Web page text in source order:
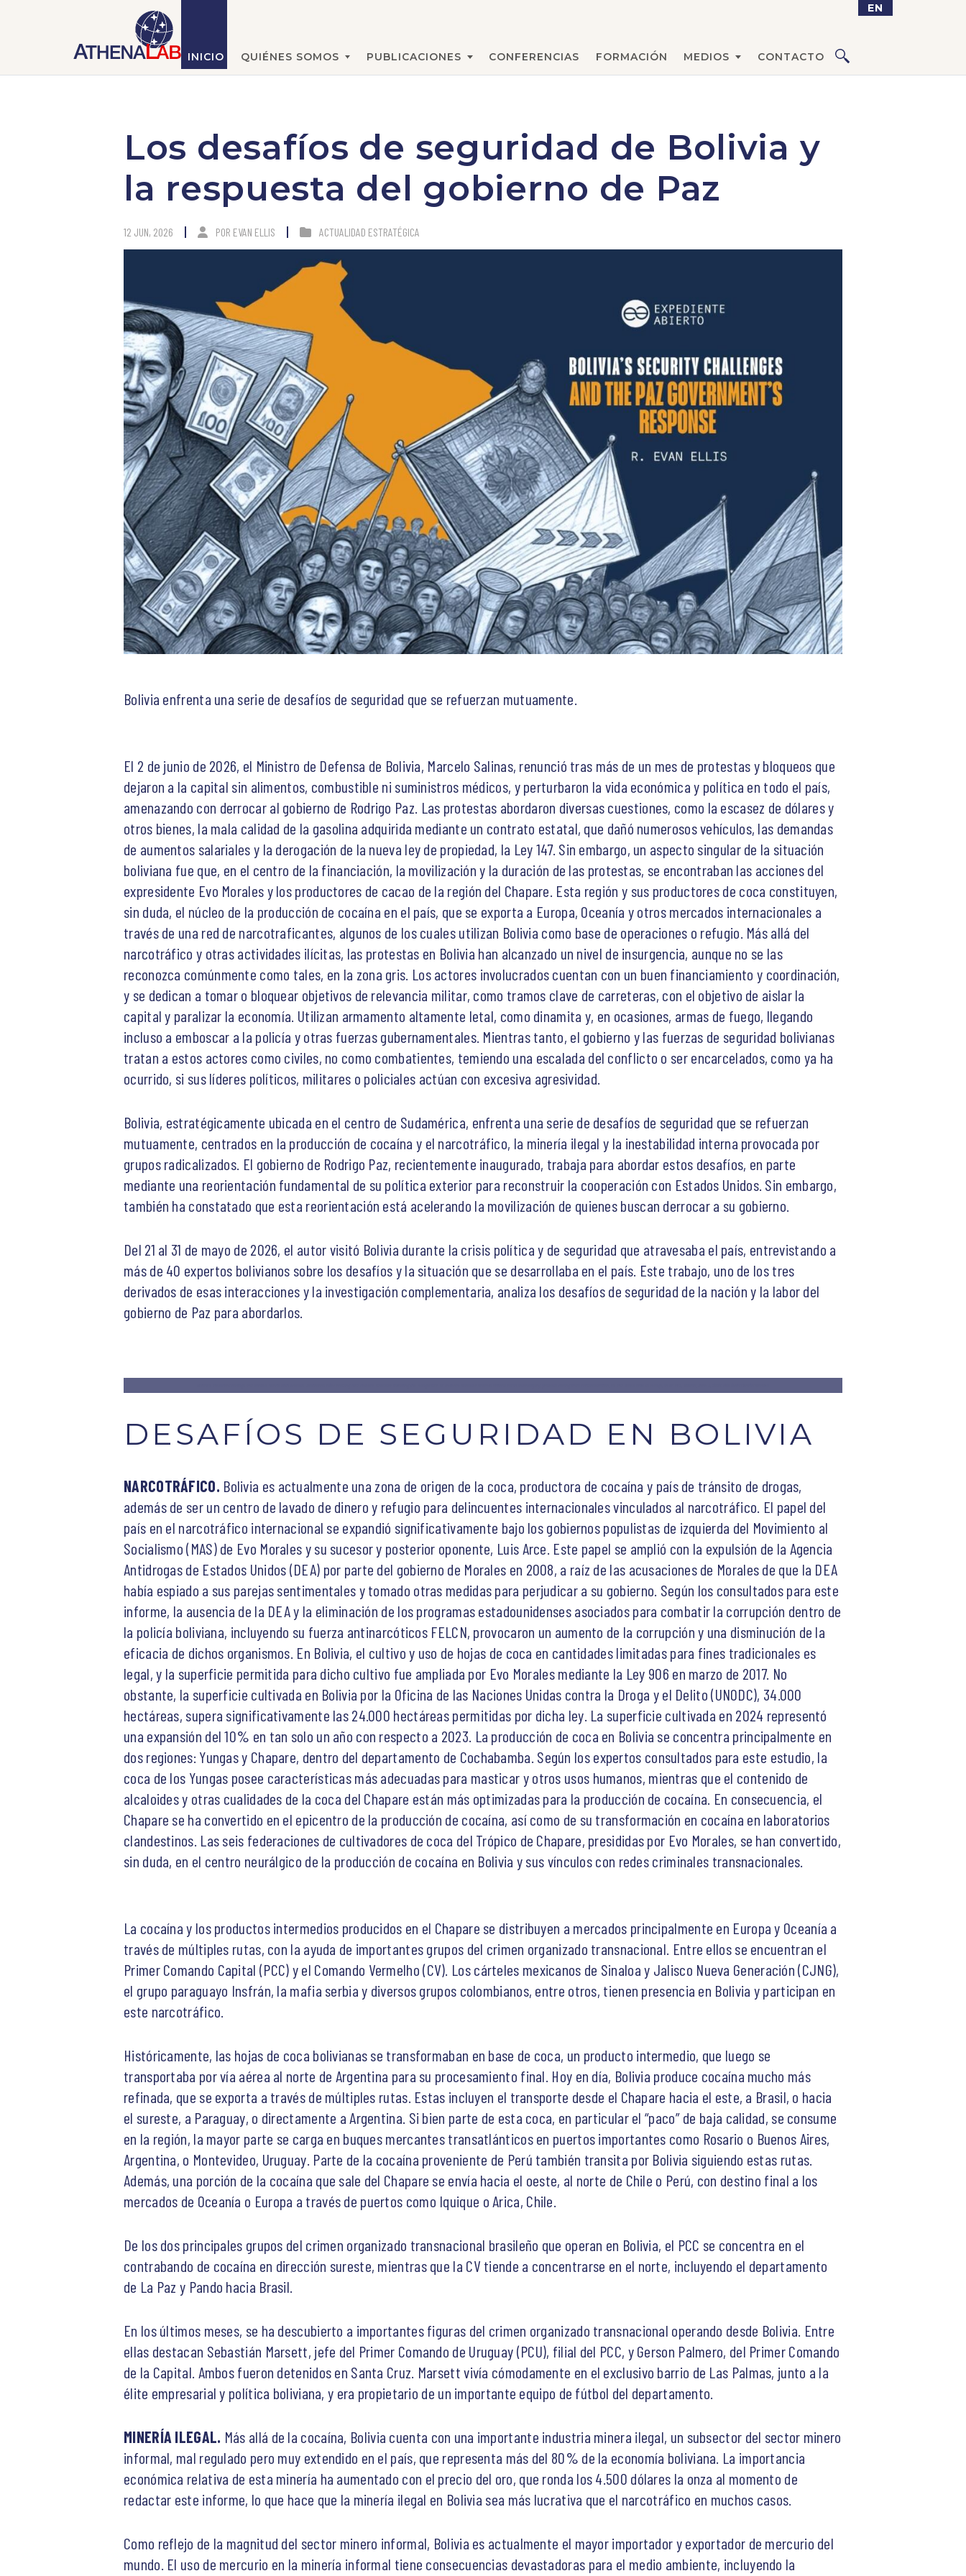
INICIO QUIÉNES SOMOS PUBLICACIONES CONFERENCIAS FORMACIÓN MEDIOS CONTACTO
BUSCAR
EN
Los desafíos de seguridad de Bolivia y
la respuesta del gobierno de Paz
12 JUN, 2026 POR EVAN ELLIS ACTUALIDAD ESTRATÉGICA
Bolivia enfrenta una serie de desafíos de seguridad que se refuerzan mutuamente.
El 2 de junio de 2026, el Ministro de Defensa de Bolivia, Marcelo Salinas, renunció tras más de un mes de protestas y bloqueos que
dejaron a la capital sin alimentos, combustible ni suministros médicos, y perturbaron la vida económica y política en todo el país,
amenazando con derrocar al gobierno de Rodrigo Paz. Las protestas abordaron diversas cuestiones, como la escasez de dólares y
otros bienes, la mala calidad de la gasolina adquirida mediante un contrato estatal, que dañó numerosos vehículos, las demandas
de aumentos salariales y la derogación de la nueva ley de propiedad, la Ley 147. Sin embargo, un aspecto singular de la situación
boliviana fue que, en el centro de la financiación, la movilización y la duración de las protestas, se encontraban las acciones del
expresidente Evo Morales y los productores de cacao de la región del Chapare. Esta región y sus productores de coca constituyen,
sin duda, el núcleo de la producción de cocaína en el país, que se exporta a Europa, Oceanía y otros mercados internacionales a
través de una red de narcotraficantes, algunos de los cuales utilizan Bolivia como base de operaciones o refugio. Más allá del
narcotráfico y otras actividades ilícitas, las protestas en Bolivia han alcanzado un nivel de insurgencia, aunque no se las
reconozca comúnmente como tales, en la zona gris. Los actores involucrados cuentan con un buen financiamiento y coordinación,
y se dedican a tomar o bloquear objetivos de relevancia militar, como tramos clave de carreteras, con el objetivo de aislar la
capital y paralizar la economía. Utilizan armamento altamente letal, como dinamita y, en ocasiones, armas de fuego, llegando
incluso a emboscar a la policía y otras fuerzas gubernamentales. Mientras tanto, el gobierno y las fuerzas de seguridad bolivianas
tratan a estos actores como civiles, no como combatientes, temiendo una escalada del conflicto o ser encarcelados, como ya ha
ocurrido, si sus líderes políticos, militares o policiales actúan con excesiva agresividad.
Bolivia, estratégicamente ubicada en el centro de Sudamérica, enfrenta una serie de desafíos de seguridad que se refuerzan
mutuamente, centrados en la producción de cocaína y el narcotráfico, la minería ilegal y la inestabilidad interna provocada por
grupos radicalizados. El gobierno de Rodrigo Paz, recientemente inaugurado, trabaja para abordar estos desafíos, en parte
mediante una reorientación fundamental de su política exterior para reconstruir la cooperación con Estados Unidos. Sin embargo,
también ha constatado que esta reorientación está acelerando la movilización de quienes buscan derrocar a su gobierno.
Del 21 al 31 de mayo de 2026, el autor visitó Bolivia durante la crisis política y de seguridad que atravesaba el país, entrevistando a
más de 40 expertos bolivianos sobre los desafíos y la situación que se desarrollaba en el país. Este trabajo, uno de los tres
derivados de esas interacciones y la investigación complementaria, analiza los desafíos de seguridad de la nación y la labor del
gobierno de Paz para abordarlos.
DESAFÍOS DE SEGURIDAD EN BOLIVIA
NARCOTRÁFICO. Bolivia es actualmente una zona de origen de la coca, productora de cocaína y país de tránsito de drogas,
además de ser un centro de lavado de dinero y refugio para delincuentes internacionales vinculados al narcotráfico. El papel del
país en el narcotráfico internacional se expandió significativamente bajo los gobiernos populistas de izquierda del Movimiento al
Socialismo (MAS) de Evo Morales y su sucesor y posterior oponente, Luis Arce. Este papel se amplió con la expulsión de la Agencia
Antidrogas de Estados Unidos (DEA) por parte del gobierno de Morales en 2008, a raíz de las acusaciones de Morales de que la DEA
había espiado a sus parejas sentimentales y tomado otras medidas para perjudicar a su gobierno. Según los consultados para este
informe, la ausencia de la DEA y la eliminación de los programas estadounidenses asociados para combatir la corrupción dentro de
la policía boliviana, incluyendo su fuerza antinarcóticos FELCN, provocaron un aumento de la corrupción y una disminución de la
eficacia de dichos organismos. En Bolivia, el cultivo y uso de hojas de coca en cantidades limitadas para fines tradicionales es
legal, y la superficie permitida para dicho cultivo fue ampliada por Evo Morales mediante la Ley 906 en marzo de 2017. No
obstante, la superficie cultivada en Bolivia por la Oficina de las Naciones Unidas contra la Droga y el Delito (UNODC), 34.000
hectáreas, supera significativamente las 24.000 hectáreas permitidas por dicha ley. La superficie cultivada en 2024 representó
una expansión del 10% en tan solo un año con respecto a 2023. La producción de coca en Bolivia se concentra principalmente en
dos regiones: Yungas y Chapare, dentro del departamento de Cochabamba. Según los expertos consultados para este estudio, la
coca de los Yungas posee características más adecuadas para masticar y otros usos humanos, mientras que el contenido de
alcaloides y otras cualidades de la coca del Chapare están más optimizadas para la producción de cocaína. En consecuencia, el
Chapare se ha convertido en el epicentro de la producción de cocaína, así como de su transformación en cocaína en laboratorios
clandestinos. Las seis federaciones de cultivadores de coca del Trópico de Chapare, presididas por Evo Morales, se han convertido,
sin duda, en el centro neurálgico de la producción de cocaína en Bolivia y sus vínculos con redes criminales transnacionales.
La cocaína y los productos intermedios producidos en el Chapare se distribuyen a mercados principalmente en Europa y Oceanía a
través de múltiples rutas, con la ayuda de importantes grupos del crimen organizado transnacional. Entre ellos se encuentran el
Primer Comando Capital (PCC) y el Comando Vermelho (CV). Los cárteles mexicanos de Sinaloa y Jalisco Nueva Generación (CJNG),
el grupo paraguayo Insfrán, la mafia serbia y diversos grupos colombianos, entre otros, tienen presencia en Bolivia y participan en
este narcotráfico.
Históricamente, las hojas de coca bolivianas se transformaban en base de coca, un producto intermedio, que luego se
transportaba por vía aérea al norte de Argentina para su procesamiento final. Hoy en día, Bolivia produce cocaína mucho más
refinada, que se exporta a través de múltiples rutas. Estas incluyen el transporte desde el Chapare hacia el este, a Brasil, o hacia
el sureste, a Paraguay, o directamente a Argentina. Si bien parte de esta coca, en particular el “paco” de baja calidad, se consume
en la región, la mayor parte se carga en buques mercantes transatlánticos en puertos importantes como Rosario o Buenos Aires,
Argentina, o Montevideo, Uruguay. Parte de la cocaína proveniente de Perú también transita por Bolivia siguiendo estas rutas.
Además, una porción de la cocaína que sale del Chapare se envía hacia el oeste, al norte de Chile o Perú, con destino final a los
mercados de Oceanía o Europa a través de puertos como Iquique o Arica, Chile.
De los dos principales grupos del crimen organizado transnacional brasileño que operan en Bolivia, el PCC se concentra en el
contrabando de cocaína en dirección sureste, mientras que la CV tiende a concentrarse en el norte, incluyendo el departamento
de La Paz y Pando hacia Brasil.
En los últimos meses, se ha descubierto a importantes figuras del crimen organizado transnacional operando desde Bolivia. Entre
ellas destacan Sebastián Marsett, jefe del Primer Comando de Uruguay (PCU), filial del PCC, y Gerson Palmero, del Primer Comando
de la Capital. Ambos fueron detenidos en Santa Cruz. Marsett vivía cómodamente en el exclusivo barrio de Las Palmas, junto a la
élite empresarial y política boliviana, y era propietario de un importante equipo de fútbol del departamento.
MINERÍA ILEGAL. Más allá de la cocaína, Bolivia cuenta con una importante industria minera ilegal, un subsector del sector minero
informal, mal regulado pero muy extendido en el país, que representa más del 80% de la economía boliviana. La importancia
económica relativa de esta minería ha aumentado con el precio del oro, que ronda los 4.500 dólares la onza al momento de
redactar este informe, lo que hace que la minería ilegal en Bolivia sea más lucrativa que el narcotráfico en muchos casos.
Como reflejo de la magnitud del sector minero informal, Bolivia es actualmente el mayor importador y exportador de mercurio del
mundo. El uso de mercurio en la minería informal tiene consecuencias devastadoras para el medio ambiente, incluyendo la